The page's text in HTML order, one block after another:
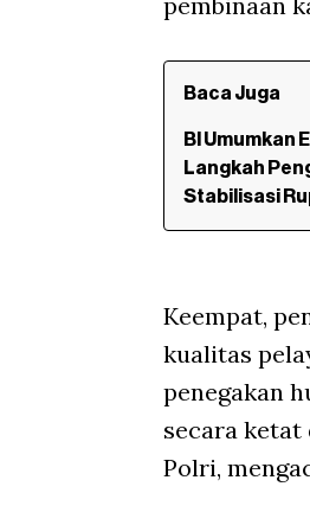
Baca Juga
BI Umumkan
Langkah
Stabilisasi
Keempat,
kualitas
penegakan
secara
Polri,